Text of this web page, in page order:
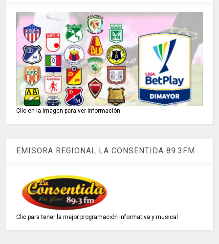
Clic en la imagen para ver información
EMISORA REGIONAL LA CONSENTIDA 89.3FM
Clic para tener la mejor programación informativa y musical